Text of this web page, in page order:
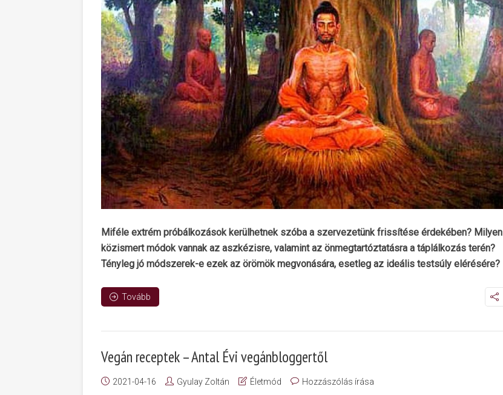
Miféle extrém próbálkozások kerülhetnek szóba a szervezetünk frissítése érdekében? Milyen
közismert módok vannak az aszkézisre, valamint az önmegtartóztatásra a táplálkozás terén?
Tényleg jó módszerek-e ezek az örömök megvonására, esetleg az ideális testsúly elérésére?
Tovább
Vegán receptek – Antal Évi vegánbloggertől
2021-04-16 Gyulay Zoltán Életmód Hozzászólás írása